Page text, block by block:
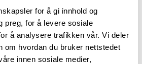
for å gi innhold og
preg, for å levere sosiale
å analysere trafikken vår. Vi deler
om hvordan du bruker nettstedet
innen sosiale medier,